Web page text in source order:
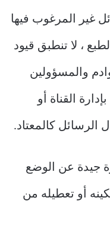
غير المرغوب فيها
، لا تنطبق قيود
والمسؤولين
القناة أو
الرسائل كالمعتاد.
جيدة عن الوضع
أو تعطيله من